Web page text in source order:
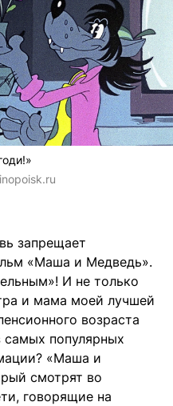
запрещает
«Маша и Медведь».
И не только
и мама моей лучшей
возраста
самых популярных
«Маша и
смотрят во
говорящие на